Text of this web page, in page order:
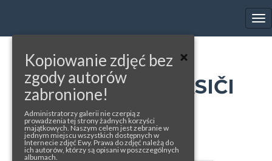
« back to album
DOBROVOLNÍ HASIČI
ROKU
photos from: adhr.cz (1-2), facebook
Kopiowanie zdjęć bez
zgody autorów
zabronione!
Administratorzy galerii nie czerpią z
prowadzenia tej strony żadnych korzyści
majątkowych. Naszym celem jest zebranie w
jednym miejscu wszystkich dostępnych w
Internecie zdjęć Ewy. Prawa do zdjęć należą do
ich autorów, którzy są opisani w poszczególnych
albumach.